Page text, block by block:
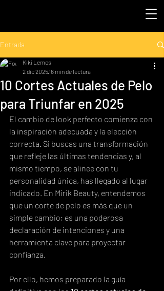
Entrada
10 Cortes Actuales de Pelo
para Triunfar en 2025
Kiki Lemos
2 dic 202516 min de lectura
El cambio de look perfecto comienza con
la inspiración adecuada y la elección
correcta. Si buscas una transformación
que refleje las últimas tendencias y, al
mismo tiempo, se alinee con tu
personalidad única, has llegado al lugar
indicado. En Mirik Beauty, entendemos
que un corte de pelo es más que un
simple cambio; es una poderosa
declaración de intenciones y una
herramienta clave para proyectar
confianza.
Por ello, hemos preparado la guía